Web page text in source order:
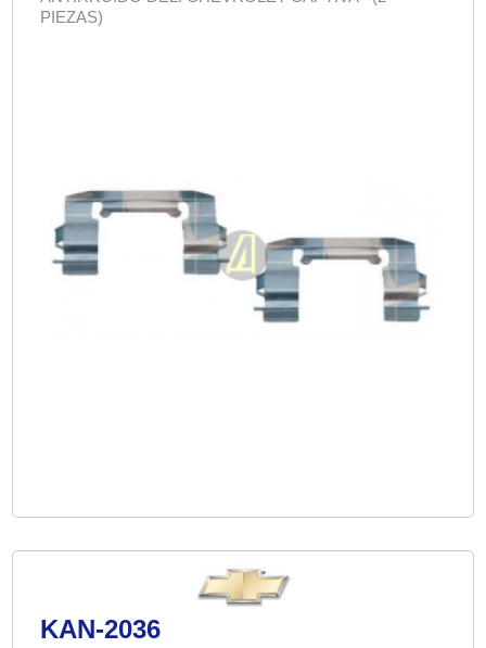
PIEZAS)
KAN-2036